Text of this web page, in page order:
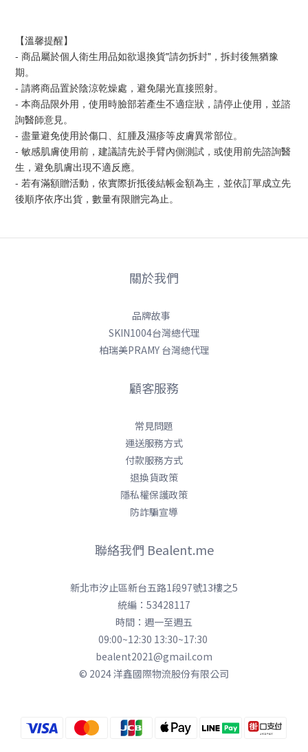
【溫馨提醒】
- 商品屬於個人衛生用品如欲退換貨"請勿拆封"，拆封後無猶豫
期。
- 請將商品置於陰涼乾燥處，避免陽光直接照射。
- 本商品限外用，使用時臉部若產生不適症狀，請停止使用，並諮
詢醫師意見。
- 盡量避免使用於傷口、紅腫及濕疹等皮膚異常部位。
- 敏感肌膚使用前，建議請先於手臂內側測試，或使用前先諮詢醫
生，避免肌膚出現不適反應。
- 若有滿額贈活動，依實際折抵後結帳金額為主，並依訂單成立先
後順序依序出貨，數量有限贈完為止。
關於我們
品牌故事
SKIN1004台灣總代理
柏瑞美PRAMY 台灣總代理
顧客服務
常見問題
運送服務方式
付款服務方式
退換貨政策
隱私權保護政策
防詐騙宣導
聯絡我們 Bealent.me
新北市汐止區新台五路1段97號13樓之5
統編：53428117
時間：週一至週五
09:00~12:30 13:30~17:30
bealent2021@gmail.com
© 2024 洋鑫國際物流股份有限公司